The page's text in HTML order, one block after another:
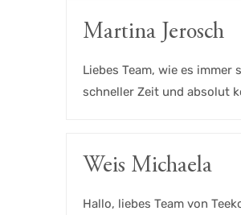
Martina Jerosch
Liebes Team, wie es
schneller Zeit und absolut
Weis Michaela
Hallo, liebes Team von